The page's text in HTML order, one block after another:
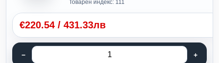
Товарен индекс: 111
€220.54 / 431.33лв